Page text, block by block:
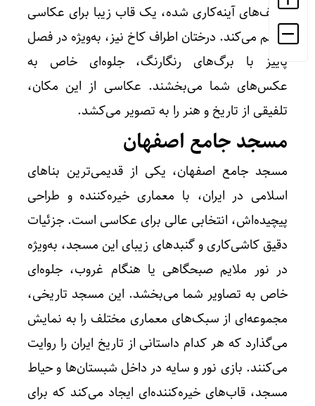
سقف‌های آینه‌کاری شده، یک قاب زیبا برای عکاسی
فراهم می‌کند. درختان اطراف کاخ نیز، به‌ویژه در فصل
پاییز با برگ‌های رنگارنگ، جلوه‌ای خاص به
عکس‌های شما می‌بخشند. عکاسی از این مکان،
تلفیقی از تاریخ و هنر را به تصویر می‌کشد.
مسجد جامع اصفهان
مسجد جامع اصفهان، یکی از قدیمی‌ترین بناهای
اسلامی در ایران، با معماری خیره‌کننده و طراحی
پیچیده‌اش، انتخابی عالی برای عکاسی است. جزئیات
دقیق کاشی‌کاری و گنبدهای زیبای این مسجد، به‌ویژه
در نور ملایم صبحگاهی یا هنگام غروب، جلوه‌ای
خاص به تصاویر شما می‌بخشد. این مسجد تاریخی،
مجموعه‌ای از سبک‌های معماری مختلف را به نمایش
می‌گذارد که هر کدام داستانی از تاریخ ایران را روایت
می‌کنند. بازی نور و سایه در داخل شبستان‌ها و حیاط
مسجد، قاب‌های خیره‌کننده‌ای ایجاد می‌کند که برای